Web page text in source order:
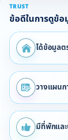
■ บ้านไม้
พักได้ 2 - 4 ท่าน
2 ห้องนอน 2 เตี
▪ วันจันทร์ - ศุกร์
▪ วันเสาร์ - นักขั
■ บ้านวิวฟ้า 1 บ้า
▪ 1 ห้องพัก
▪ 2 เตียงนอน
▪ 1 ห้องน้ำ
TRUST
ข้อดีในการดูข้อ
ได้ข้อมูลต
วางแผนก
มีที่พักและ